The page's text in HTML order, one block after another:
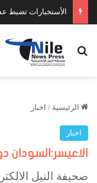
الأستخبارات تضبط
بحث عن
الرئيسية / اخبار
اخبار
الاعيسر:السودان
صحيفة النيل